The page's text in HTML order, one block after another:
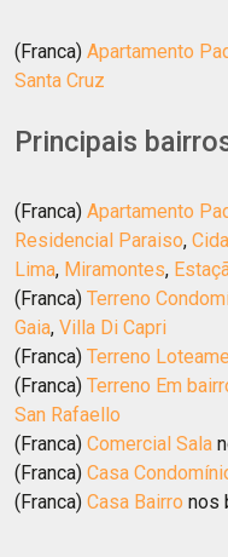
(Franca) Apartamento
Santa Cruz
Principais
(Franca) Apartamento
Residencial Paraiso,
Lima, Miramontes,
(Franca) Terreno
Gaia, Villa Di Capri
(Franca) Terreno
(Franca) Terreno Em
San Rafaello
(Franca) Comercial Sala
(Franca) Casa
(Franca) Casa Bairro nos